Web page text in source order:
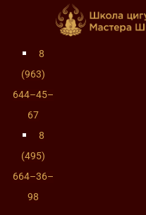
8
(963)
644–45–
67
8
(495)
664–36–
98